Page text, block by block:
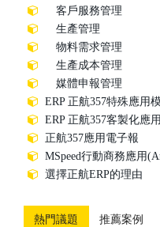
客戶服務管理
生產管理
物料需求管理
生產成本管理
媒體申報管理
ERP 正航357特殊應用
ERP 正航357客製化應用
正航357應用電子報
MSpeed行動商務應用
選擇正航ERP的理由
熱門議題 推薦案例